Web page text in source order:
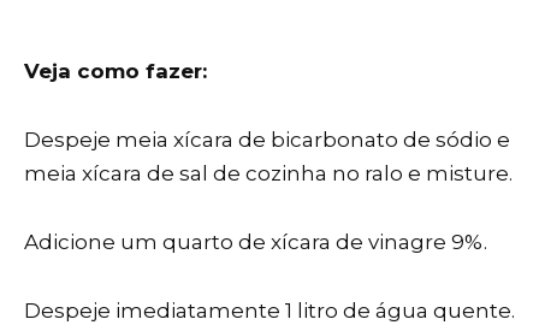
Veja como fazer:
Despeje meia xícara de bicarbonato de sódio e
meia xícara de sal de cozinha no ralo e misture.
Adicione um quarto de xícara de vinagre 9%.
Despeje imediatamente 1 litro de água quente.